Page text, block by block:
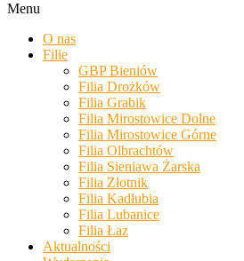
Menu
O nas
Filie
GBP Bieniów
Filia Drożków
Filia Grabik
Filia Mirostowice Dolne
Filia Mirostowice Górne
Filia Olbrachtów
Filia Sieniawa Żarska
Filia Złotnik
Filia Kadłubia
Filia Lubanice
Filia Łaz
Aktualności